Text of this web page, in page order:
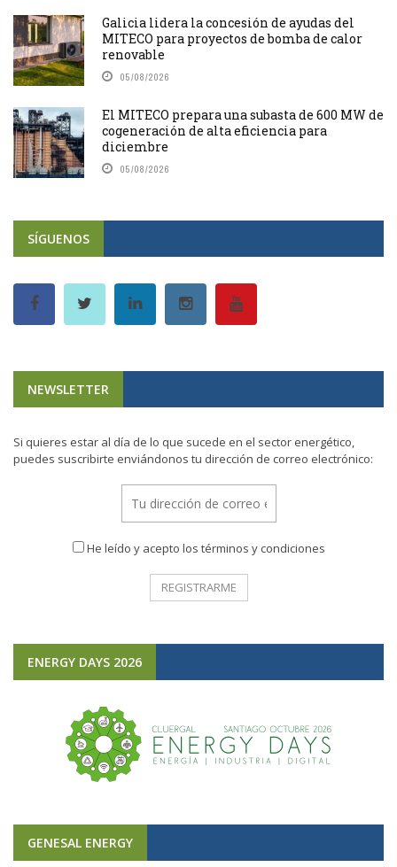
Galicia lidera la concesión de ayudas del
MITECO para proyectos de bomba de calor
renovable
05/08/2026
El MITECO prepara una subasta de 600 MW de
cogeneración de alta eficiencia para
diciembre
05/08/2026
SÍGUENOS
NEWSLETTER
Si quieres estar al día de lo que sucede en el sector energético,
puedes suscribirte enviándonos tu dirección de correo electrónico:
He leído y acepto los términos y condiciones
ENERGY DAYS 2026
GENESAL ENERGY